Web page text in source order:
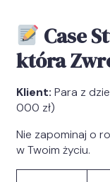
Case
która
Klient: Para z
000 zł)
Nie zapominaj o
w Twoim życiu.